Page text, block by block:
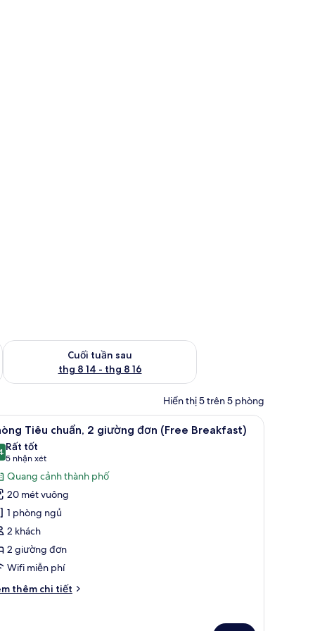
thg 8 7 - thg 8 9
Cuối tuần sau
thg 8 14 - thg 8 16
Kiểm tra lượng phòng cuối tuần tới từ thg 8 14 - thg 8 16
Hiển thị 5 trên 5 phòng
mật tại phòng, bàn, phòng cách âm
bàn, phòng cách âm Bộ đồ giường cao cấp, két bảo mật tại
7 Tiêu chuẩn, 2 giường đơn (Free Breakfast)
trên 10
Rất tốt
5 nhận xét
(5
nhận
xét)
Quang cảnh thành phố
20 mét vuông
1 phòng ngủ
2 khách
2 giường đơn
Wifi miễn phí
thêm chi tiết